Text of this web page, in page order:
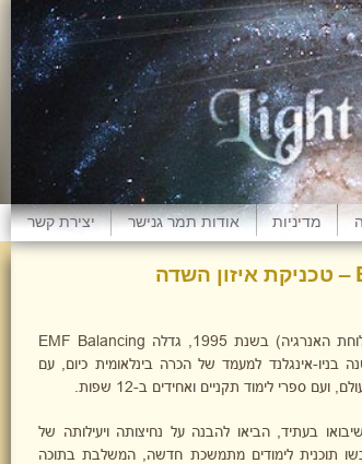
מדיניות אודות תמר גנישר יצירת קשר
EMF Balancing Technique – טכניקת איזון השדה
האנרגיה) בשנת 1995, גדלה
EMF Balancing
בניו-אינגלנד למעמד של הכרה בינלאומית כיום, עם
בעתיד, הביאו להבנה על נחיצותה ויעילותה של
תוכנית לימודים מתמשכת חדשה, המשלבת בתוכה